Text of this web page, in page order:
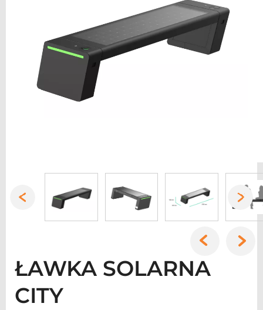
ŁAWKA SOLARNA
CITY